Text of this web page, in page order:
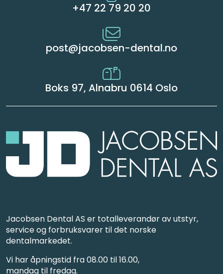
+47 22 79 20 20
post@jacobsen-dental.no
Boks 97, Alnabru 0614 Oslo
Jacobsen Dental AS er totalleverandør av utstyr,
service og forbruksvarer til det norske
dentalmarkedet.
Vi har åpningstid fra 08.00 til 16.00,
mandag til fredag.